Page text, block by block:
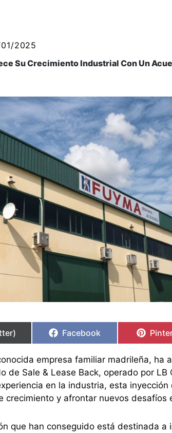
01/2025
Su Crecimiento Industrial Con Un
en
Facebook
en
empresa familiar madrileña, ha
de Sale & Lease Back, operado por
en la industria, esta
crecimiento y afrontar nuevos desafíos
que han conseguido está destinada a
en
en